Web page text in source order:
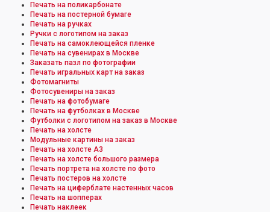
Печать на поликарбонате
Печать на постерной бумаге
Печать на ручках
Ручки с логотипом на заказ
Печать на самоклеющейся пленке
Печать на сувенирах в Москве
Заказать пазл по фотографии
Печать игральных карт на заказ
Фотомагниты
Фотосувениры на заказ
Печать на фотобумаге
Печать на футболках в Москве
Футболки с логотипом на заказ в Москве
Печать на холсте
Модульные картины на заказ
Печать на холсте А3
Печать на холсте большого размера
Печать портрета на холсте по фото
Печать постеров на холсте
Печать на циферблате настенных часов
Печать на шопперах
Печать наклеек